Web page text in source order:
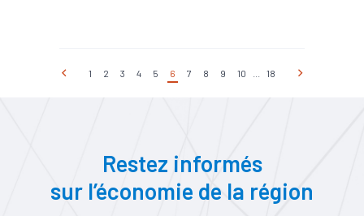
1 2 3 4 5 6 7 8 9 10 18
Restez informés
sur l’économie de la région